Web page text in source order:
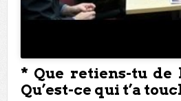
* Que retiens-tu
Qu’est-ce qui t’a